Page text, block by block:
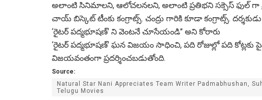
అలాంటి సినిమాలని, ఆలోచలనలని, అలాంటి ప్రతిభని సక్సెస్ ఫుల్ గా
చాయ్ బిస్కెట్ టీంకు కంగ్రాట్స్. చంద్రు గారికి కూడా కంగ్రాట్స్.
‘రైటర్ పద్మభూషణ్’ ని వెంటనే చూసేయండి’’ అని కోరారు
‘రైటర్ పద్మభూషణ్‌’ ఘన విజయం సాధించి, పది రోజుల్లో పది కోట్లకు
విజయవంతంగా ప్రదర్శించబడుతోంది.
Source:
Natural Star Nani Appreciates Team Writer Padmabhushan,
Telugu Movies